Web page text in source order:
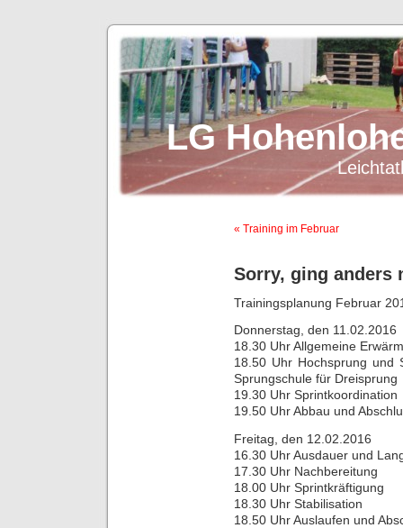
LG
« Training im Februar
Sorry, ging anders
Trainingsplanung Februar
Donnerstag, den 11.02.2016
18.30 Uhr Allgemeine
18.50 Uhr Hochsprung und
Sprungschule für Dreisprung
19.30 Uhr Sprintkoordination
19.50 Uhr Abbau und
Freitag, den 12.02.2016
16.30 Uhr Ausdauer und
17.30 Uhr Nachbereitung
18.00 Uhr Sprintkräftigung
18.30 Uhr Stabilisation
18.50 Uhr Auslaufen und